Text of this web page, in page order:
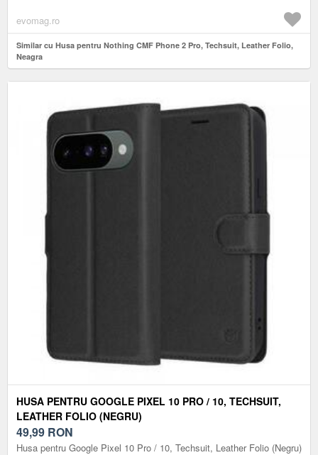
evomag.ro
Similar cu Husa pentru Nothing CMF Phone 2 Pro, Techsuit, Leather Folio,
Neagra
HUSA PENTRU GOOGLE PIXEL 10 PRO / 10, TECHSUIT,
LEATHER FOLIO (NEGRU)
49,99 RON
Husa pentru Google Pixel 10 Pro / 10, Techsuit, Leather Folio (Negru)